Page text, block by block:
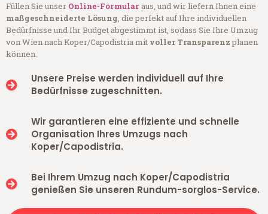
Füllen Sie unser Online-Formular aus, und wir liefern Ihnen eine
maßgeschneiderte Lösung, die perfekt auf Ihre individuellen
Bedürfnisse und Ihr Budget abgestimmt ist, sodass Sie Ihre Umzug
von Wien nach Koper/Capodistria mit voller Transparenzplanen
können.
Unsere Preise werden individuell auf Ihre
Bedürfnisse zugeschnitten.
Wir garantieren eine effiziente und schnelle
Organisation Ihres Umzugs nach
Koper/Capodistria.
Bei Ihrem Umzug nach Koper/Capodistria
genießen Sie unseren Rundum-sorglos-Service.